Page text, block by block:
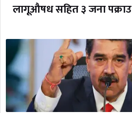
लागूऔषध सहित ३ जना पक्राउ